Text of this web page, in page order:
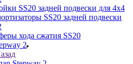
SS20 задней подвески для 4х4
SS20 задней подвески
хода сжатия SS20
2